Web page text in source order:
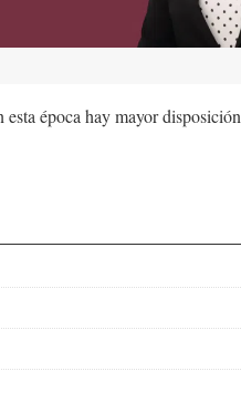
esta época hay mayor